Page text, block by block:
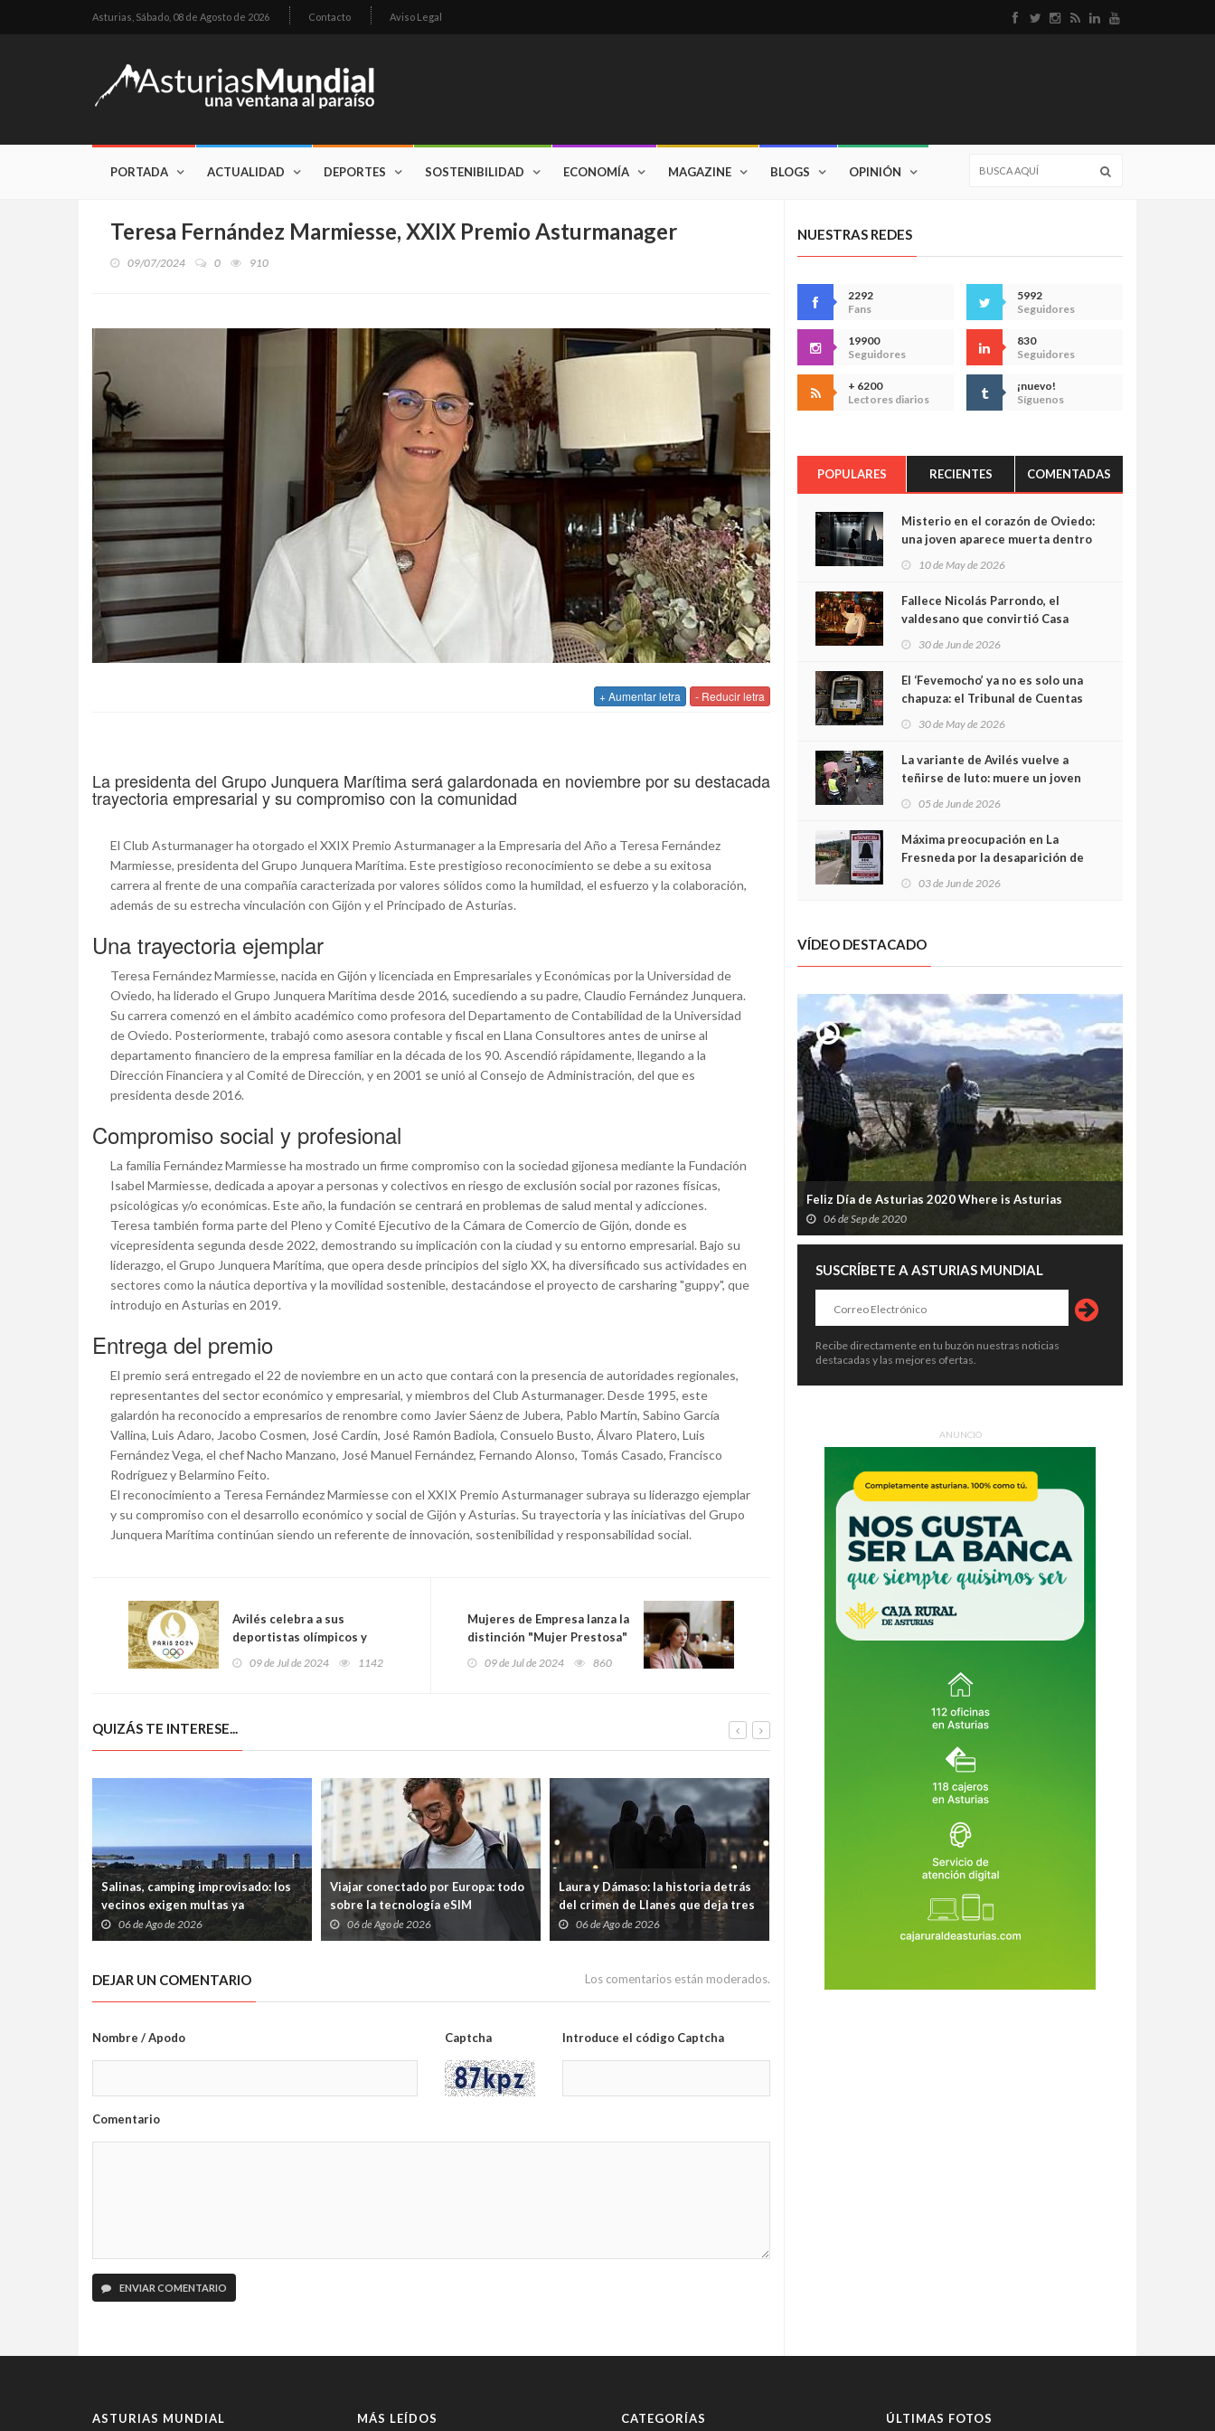
Asturias, Sábado, 08 de Agosto de 2026 Contacto Aviso Legal
PORTADA ACTUALIDAD DEPORTES SOSTENIBILIDAD ECONOMÍA MAGAZINE BLOGS OPINIÓN
Teresa Fernández Marmiesse, XXIX Premio Asturmanager
09/07/2024 0 910
+ Aumentar letra - Reducir letra
La presidenta del Grupo Junquera Marítima será galardonada en noviembre por su destacada
trayectoria empresarial y su compromiso con la comunidad
El Club Asturmanager ha otorgado el XXIX Premio Asturmanager a la Empresaria del Año a Teresa Fernández
Marmiesse, presidenta del Grupo Junquera Marítima. Este prestigioso reconocimiento se debe a su exitosa
carrera al frente de una compañía caracterizada por valores sólidos como la humildad, el esfuerzo y la colaboración,
además de su estrecha vinculación con Gijón y el Principado de Asturias.
Una trayectoria ejemplar
Teresa Fernández Marmiesse, nacida en Gijón y licenciada en Empresariales y Económicas por la Universidad de
Oviedo, ha liderado el Grupo Junquera Marítima desde 2016, sucediendo a su padre, Claudio Fernández Junquera.
Su carrera comenzó en el ámbito académico como profesora del Departamento de Contabilidad de la Universidad
de Oviedo. Posteriormente, trabajó como asesora contable y fiscal en Llana Consultores antes de unirse al
departamento financiero de la empresa familiar en la década de los 90. Ascendió rápidamente, llegando a la
Dirección Financiera y al Comité de Dirección, y en 2001 se unió al Consejo de Administración, del que es
presidenta desde 2016.
Compromiso social y profesional
La familia Fernández Marmiesse ha mostrado un firme compromiso con la sociedad gijonesa mediante la Fundación
Isabel Marmiesse, dedicada a apoyar a personas y colectivos en riesgo de exclusión social por razones físicas,
psicológicas y/o económicas. Este año, la fundación se centrará en problemas de salud mental y adicciones.
Teresa también forma parte del Pleno y Comité Ejecutivo de la Cámara de Comercio de Gijón, donde es
vicepresidenta segunda desde 2022, demostrando su implicación con la ciudad y su entorno empresarial. Bajo su
liderazgo, el Grupo Junquera Marítima, que opera desde principios del siglo XX, ha diversificado sus actividades en
sectores como la náutica deportiva y la movilidad sostenible, destacándose el proyecto de carsharing "guppy", que
introdujo en Asturias en 2019.
Entrega del premio
El premio será entregado el 22 de noviembre en un acto que contará con la presencia de autoridades regionales,
representantes del sector económico y empresarial, y miembros del Club Asturmanager. Desde 1995, este
galardón ha reconocido a empresarios de renombre como Javier Sáenz de Jubera, Pablo Martín, Sabino García
Vallina, Luis Adaro, Jacobo Cosmen, José Cardín, José Ramón Badiola, Consuelo Busto, Álvaro Platero, Luis
Fernández Vega, el chef Nacho Manzano, José Manuel Fernández, Fernando Alonso, Tomás Casado, Francisco
Rodríguez y Belarmino Feito.
El reconocimiento a Teresa Fernández Marmiesse con el XXIX Premio Asturmanager subraya su liderazgo ejemplar
y su compromiso con el desarrollo económico y social de Gijón y Asturias. Su trayectoria y las iniciativas del Grupo
Junquera Marítima continúan siendo un referente de innovación, sostenibilidad y responsabilidad social.
Avilés celebra a sus
deportistas olímpicos y
paralímpicos con una
09 de Jul de 2024 1142
Mujeres de Empresa lanza la
distinción "Mujer Prestosa"
y anuncia a las primeras
09 de Jul de 2024 860
QUIZÁS TE INTERESE...
Salinas, camping improvisado: los
vecinos exigen multas ya
06 de Ago de 2026
Viajar conectado por Europa: todo
sobre la tecnología eSIM
06 de Ago de 2026
Laura y Dámaso: la historia detrás
del crimen de Llanes que deja tres
hijos huérfanos
06 de Ago de 2026
cadena de alertas: el asesino había
sido condenado, expulsado de la
Guardia Civil y tenía prohibido
DEJAR UN COMENTARIO Los comentarios están moderados.
Nombre / Apodo Captcha Introduce el código Captcha
Comentario
ENVIAR COMENTARIO
NUESTRAS REDES
2292
Fans
5992
Seguidores
19900
Seguidores
830
Seguidores
+ 6200
Lectores diarios
¡nuevo!
Síguenos
POPULARES RECIENTES COMENTADAS
Misterio en el corazón de Oviedo:
una joven aparece muerta dentro
cámaras captan sus últimos
minutos
10 de May de 2026
Fallece Nicolás Parrondo, el
valdesano que convirtió Casa
30 de Jun de 2026
El ‘Fevemocho’ ya no es solo una
chapuza: el Tribunal de Cuentas
sobrecoste de los trenes que no
cabían por los túneles
30 de May de 2026
La variante de Avilés vuelve a
teñirse de luto: muere un joven
05 de Jun de 2026
Máxima preocupación en La
Fresneda por la desaparición de
03 de Jun de 2026
VÍDEO DESTACADO
Feliz Día de Asturias 2020 Where is Asturias
06 de Sep de 2020
SUSCRÍBETE A ASTURIAS MUNDIAL
Recibe directamente en tu buzón nuestras noticias
destacadas y las mejores ofertas.
ANUNCIO
ASTURIAS MUNDIAL MÁS LEÍDOS CATEGORÍAS ÚLTIMAS FOTOS